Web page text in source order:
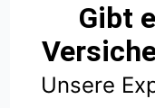
Gibt
Unsere